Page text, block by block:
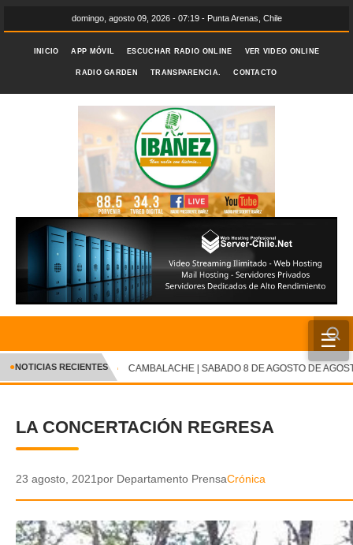
domingo, agosto 09, 2026 - 07:19 - Punta Arenas, Chile
INICIO APP MÓVIL ESCUCHAR RADIO ONLINE VER VIDEO ONLINE
RADIO GARDEN TRANSPARENCIA. CONTACTO
☰
INICIO
CRÓNICA
DEPORTES
POLICIAL
POLÍTICA
✕
●NOTICIAS RECIENTES CAMBALACHE | SABADO 8 DE AGOSTO DE
LA CONCERTACIÓN REGRESA
23 agosto, 2021por Departamento PrensaCrónica